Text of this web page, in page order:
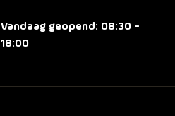
Vandaag geopend: 08:30 -
18:00